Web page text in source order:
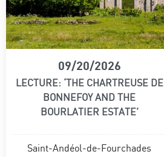
09/20/2026
LECTURE: ‘THE CHARTREUSE DE
BONNEFOY AND THE
BOURLATIER ESTATE’
Saint-Andéol-de-Fourchades